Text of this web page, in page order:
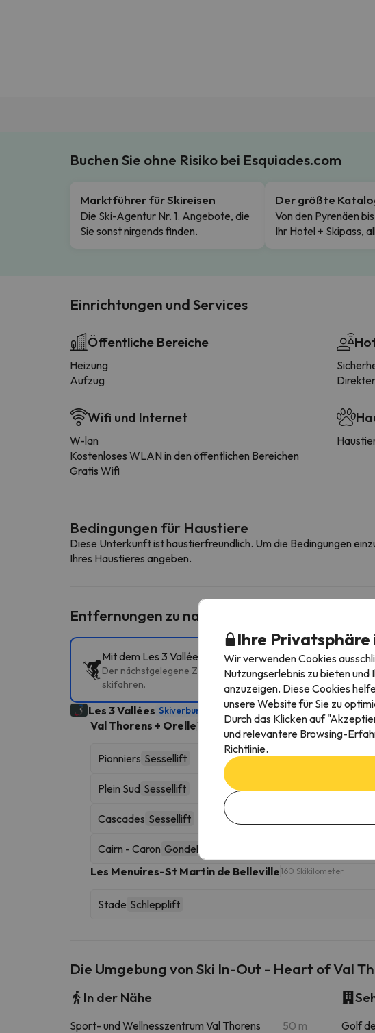
Buchen Sie ohne Risiko bei Esquiades.com
Marktführer für Skireisen
Die Ski-Agentur Nr. 1. Angebote, die
Sie sonst nirgends finden.
Der größte
Von den Pyrenäen
Ihr Hotel + Skipass,
Einrichtungen und Services
Öffentliche Bereiche
Heizung
Aufzug
Wifi und Internet
W-lan
Kostenloses WLAN in den öffentlichen Bereichen
Gratis Wifi
Bedingungen für Haustiere
Diese Unterkunft ist haustierfreundlich. Um die Bedingungen
Ihres Haustieres angeben.
Entfernungen zu nahe gelegenen Skigebieten
Mit dem Les 3 Vallées Skipass könnt ihr mehrere
Der nächstgelegene Zugang zu den Pisten ist Pionniers in Val
skifahren.
Les 3 Vallées Skiverbund 600 Skikilometer
Val Thorens + Orelle140 Skikilometer
Pionniers Sessellift
Plein Sud Sessellift
Cascades Sessellift
Cairn - Caron Gondelbahn
Les Menuires-St Martin de Belleville160 Skikilometer
Stade Schlepplift
Die Umgebung von Ski In-Out - Heart of Val
In der Nähe
Sport- und Wellnesszentrum Val Thorens 50 m Golf
Ihre Privatsphäre
Wir verwenden Cookies
Nutzungserlebnis zu bieten
anzuzeigen. Diese Cookies
unsere Website für Sie zu
Durch das Klicken auf
und relevantere Browsing-
Richtlinie.